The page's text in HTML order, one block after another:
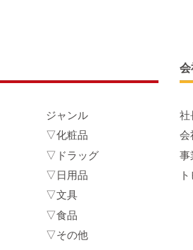
ジャンル
▽化粧品
▽ドラッグ
▽日用品
▽文具
▽食品
▽その他
会
社
会
事